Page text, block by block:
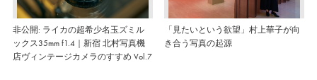
非公開: ライカの超希少名玉ズミル
ックス35mm f1.4｜新宿 北村写真機
店ヴィンテージカメラのすすめ Vol.7
「見たいという欲望」村上華子が向
き合う写真の起源